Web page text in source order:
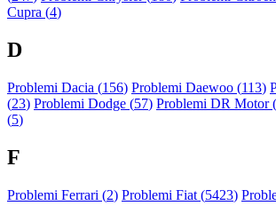
Cupra (4)
D
Problemi Dacia (156) Problemi Daewoo (113)
(23) Problemi Dodge (57) Problemi DR Motor (
(5)
F
Problemi Ferrari (2) Problemi Fiat (5423)